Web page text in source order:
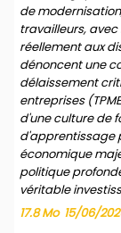
de
travailleurs,
réellement aux
dénoncent une
délaissement
entreprises
d'une culture de
d'apprentissage
économique
politique
véritable
17.8 Mo 15/06/